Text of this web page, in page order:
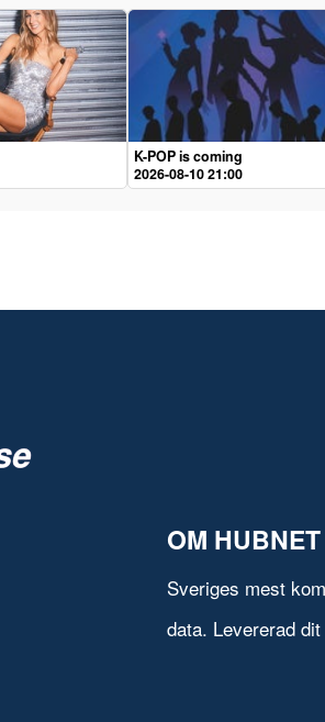
K-POP is coming
2026-08-10 21:00
OM HUBNET
Sveriges mest
data. Levererad